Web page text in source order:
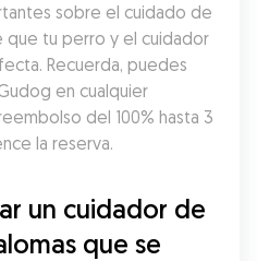
sobre el cuidado de
tu perro y el cuidador
Recuerda, puedes
en cualquier
del 100% hasta 3
la reserva.
un cuidador de
que se